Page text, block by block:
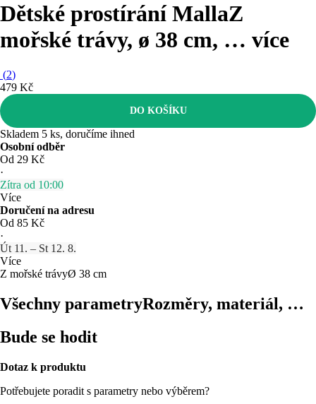
Dětské prostírání MallaZ
mořské trávy, ø 38 cm, … více
(2)
479 Kč
DO KOŠÍKU
Skladem 5 ks, doručíme ihned
Osobní odběr
Od 29 Kč
·
Zítra od 10:00
Více
Doručení na adresu
Od 85 Kč
·
Út 11. – St 12. 8.
Více
Z mořské trávyØ 38 cm
Všechny parametryRozměry, materiál, …
Bude se hodit
Dotaz k produktu
Potřebujete poradit s parametry nebo výběrem?